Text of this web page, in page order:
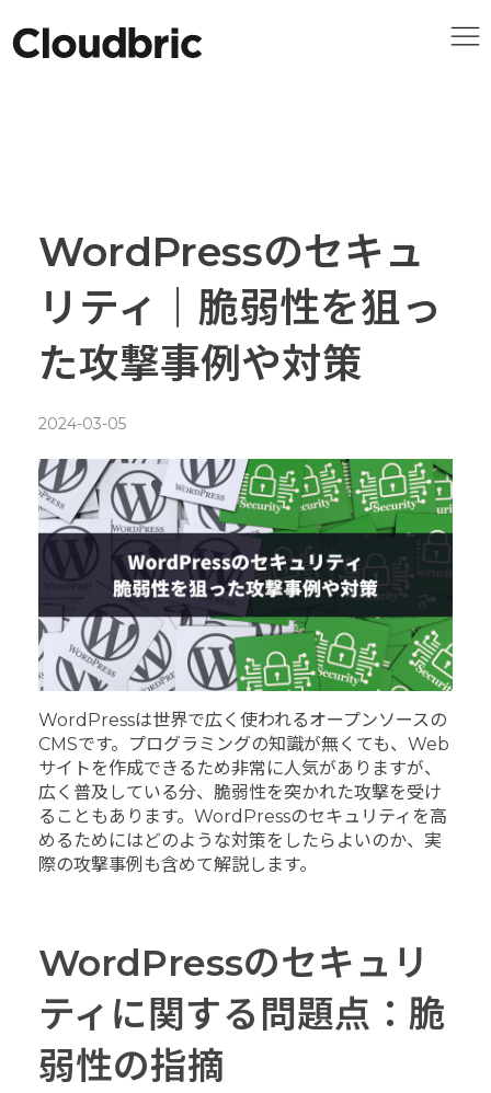
WordPressのセキュ
リティ｜脆弱性を狙っ
た攻撃事例や対策
2024-03-05
WordPressは世界で広く使われるオープンソースの
CMSです。プログラミングの知識が無くても、Web
サイトを作成できるため非常に人気がありますが、
広く普及している分、脆弱性を突かれた攻撃を受け
ることもあります。WordPressのセキュリティを高
めるためにはどのような対策をしたらよいのか、実
際の攻撃事例も含めて解説します。
WordPressのセキュリ
ティに関する問題点：脆
弱性の指摘